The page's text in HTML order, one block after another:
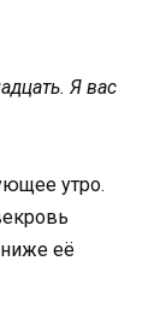
Я вас
утро.
её